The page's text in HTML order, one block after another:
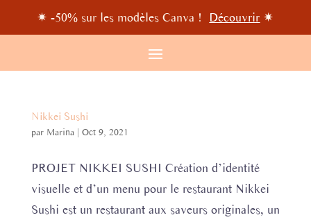
✷ -50% sur les modèles Canva ! Découvrir ✷
Nikkei Sushi
par Marina | Oct 9, 2021
PROJET NIKKEI SUSHI Création d’identité
visuelle et d’un menu pour le restaurant Nikkei
Sushi est un restaurant aux saveurs originales, un